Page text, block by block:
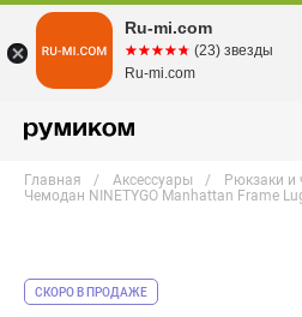
Главная Аксессуары Рюкзаки и
Чемодан NINETYGO Manhattan Frame
СКОРО В ПРОДАЖЕ
Ru-mi.com
☆☆☆☆☆
★★★★★ (23) звезды
Ru-mi.com